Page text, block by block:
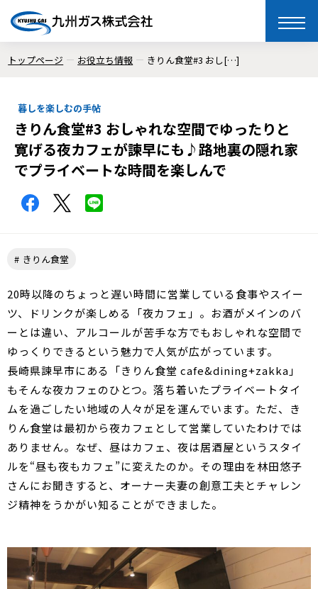
toggle
トップページ お役立ち情報 きりん食堂#3 おし[…]
暮しを楽しむの手帖
きりん食堂#3 おしゃれな空間でゆったりと
寛げる夜カフェが諫早にも♪路地裏の隠れ家
でプライベートな時間を楽しんで
きりん食堂
20時以降のちょっと遅い時間に営業している食事やスイー
ツ、ドリンクが楽しめる「夜カフェ」。お酒がメインのバ
ーとは違い、アルコールが苦手な方でもおしゃれな空間で
ゆっくりできるという魅力で人気が広がっています。
長崎県諫早市にある「きりん食堂 cafe&dining+zakka」
もそんな夜カフェのひとつ。落ち着いたプライベートタイ
ムを過ごしたい地域の人々が足を運んでいます。ただ、き
りん食堂は最初から夜カフェとして営業していたわけでは
ありません。なぜ、昼はカフェ、夜は居酒屋というスタイ
ルを“昼も夜もカフェ”に変えたのか。その理由を林田悠子
さんにお聞きすると、オーナー夫妻の創意工夫とチャレン
ジ精神をうかがい知ることができました。